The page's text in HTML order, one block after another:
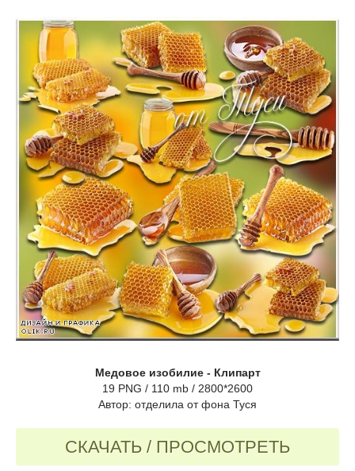
Медовое изобилие - Клипарт
19 PNG / 110 mb / 2800*2600
Автор: отделила от фона Туся
СКАЧАТЬ / ПРОСМОТРЕТЬ